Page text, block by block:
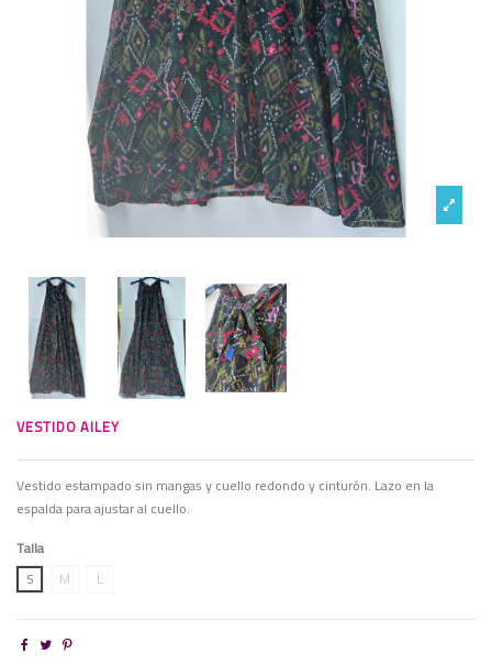
VESTIDO AILEY
Vestido estampado sin mangas y cuello redondo y cinturón. Lazo en la
espalda para ajustar al cuello.
Talla
S
M L